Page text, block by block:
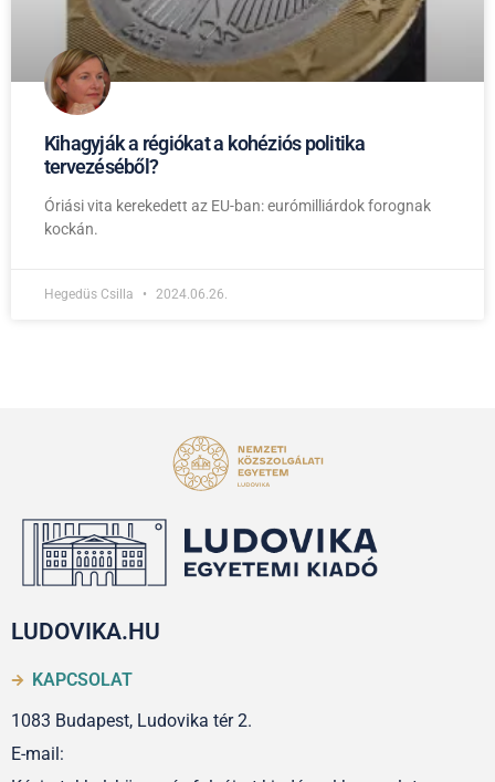
Kihagyják a régiókat a kohéziós politika
tervezéséből?
Óriási vita kerekedett az EU-ban: eurómilliárdok forognak
kockán.
Hegedüs Csilla 2024.06.26.
LUDOVIKA.HU
KAPCSOLAT
1083 Budapest, Ludovika tér 2.
E-mail: